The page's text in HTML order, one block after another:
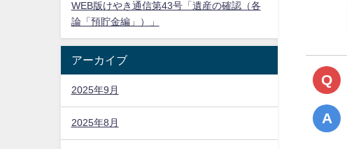
WEB版けやき通信第43号「遺産の確認（各
論「預貯金編」）」
アーカイブ
2025年9月
2025年8月